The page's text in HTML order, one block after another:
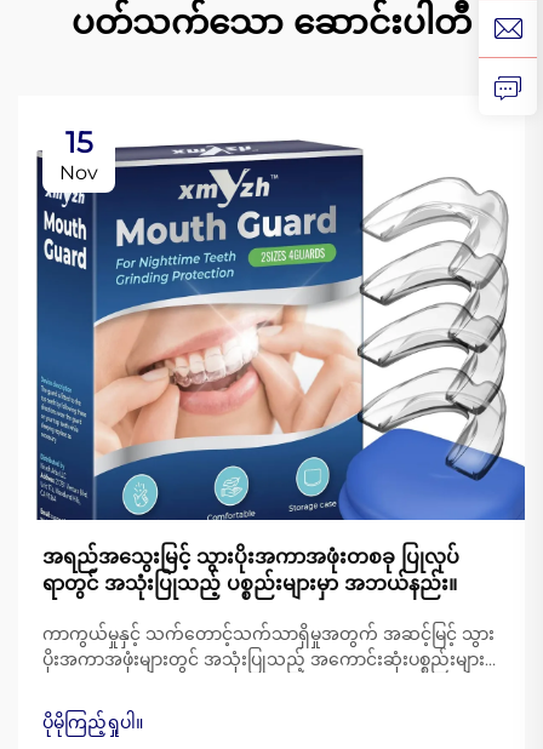
ပတ်သက်သော ဆောင်းပါတီ
15
Nov
အရည်အသွေးမြင့် သွားပိုးအကာအဖုံးတစခု ပြုလုပ်
ရာတွင် အသုံးပြုသည့် ပစ္စည်းများမှာ အဘယ်နည်း။
ကာကွယ်မှုနှင့် သက်တောင့်သက်သာရှိမှုအတွက် အဆင့်မြင့် သွား
ပိုးအကာအဖုံးများတွင် အသုံးပြုသည့် အကောင်းဆုံးပစ္စည်းများ
EVA နှင့် အပူပေါင်းပစ္စည်းများက စွမ်းဆောင်ရည်ကို မည်သို့ မြှင့်
တင်ပေးသည်ကို လေ့လာပါ။ ပိုမိုဖတ်ရှုပါ။
ပိုမိုကြည့်ရှုပါ။